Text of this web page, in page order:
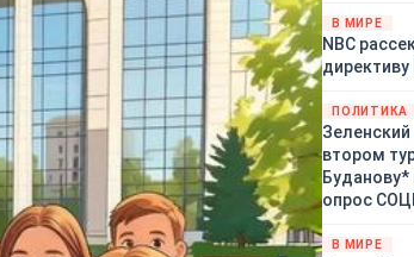
во
изменить
ландшафт
в США.
В МИРЕ
NBC
директиву
ПОЛИТИКА
втором
опрос
В МИРЕ